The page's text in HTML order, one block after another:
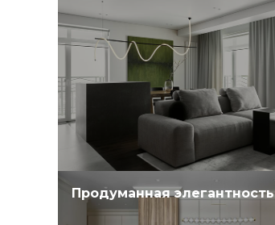
Продуманная элегантность